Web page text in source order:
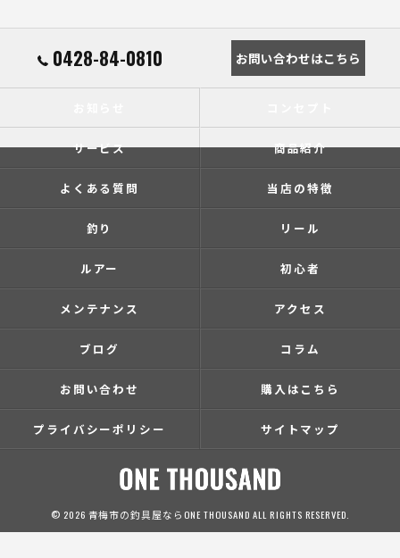
0428-84-0810 お問い合わせはこちら
サービス 商品紹介
よくある質問 当店の特徴
釣り リール
ルアー 初心者
メンテナンス アクセス
ブログ コラム
お問い合わせ 購入はこちら
プライバシーポリシー サイトマップ
© 2026 青梅市の釣具屋ならONE THOUSAND ALL RIGHTS RESERVED.